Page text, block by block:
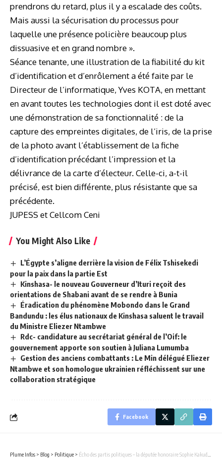
prendrons du retard, plus il y a escalade des coûts.
Mais aussi la sécurisation du processus pour
laquelle une présence policière beaucoup plus
dissuasive et en grand nombre ».
Séance tenante, une illustration de la fiabilité du kit
d’identification et d’enrôlement a été faite par le
Directeur de l’informatique, Yves KOTA, en mettant
en avant toutes les technologies dont il est doté avec
une démonstration de sa fonctionnalité : de la
capture des empreintes digitales, de l’iris, de la prise
de la photo avant l’établissement de la fiche
d’identification précédant l’impression et la
délivrance de la carte d’électeur. Celle-ci, a-t-il
précisé, est bien différente, plus résistante que sa
précédente.
JUPESS et Cellcom Ceni
You Might Also Like
L’Égypte s’aligne derrière la vision de Félix Tshisekedi
pour la paix dans la partie Est
Kinshasa- le nouveau Gouverneur d’Ituri reçoit des
orientations de Shabani avant de se rendre à Bunia
Éradication du phénomène Mobondo dans le Grand
Bandundu : les élus nationaux de Kinshasa saluent le travail
du Ministre Eliezer Ntambwe
Rdc- candidature au secrétariat général de l’Oif: le
gouvernement apporte son soutien à Juliana Lumumba
Gestion des anciens combattants : Le Min délégué Eliezer
Ntambwe et son homologue ukrainien réfléchissent sur une
collaboration stratégique
Facebook
Plume Infos > Blog > Politique > Écho des partis politiques – la députée honoraire Sophie Kakudji adhère à l’ACR.